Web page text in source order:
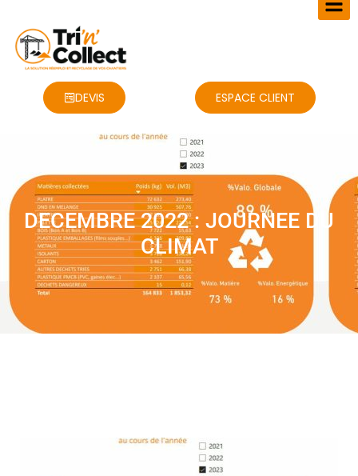
DEVIS ESPACE CLIENT
DECEMBRE 2022 : JOURNEE DU
CLIMAT